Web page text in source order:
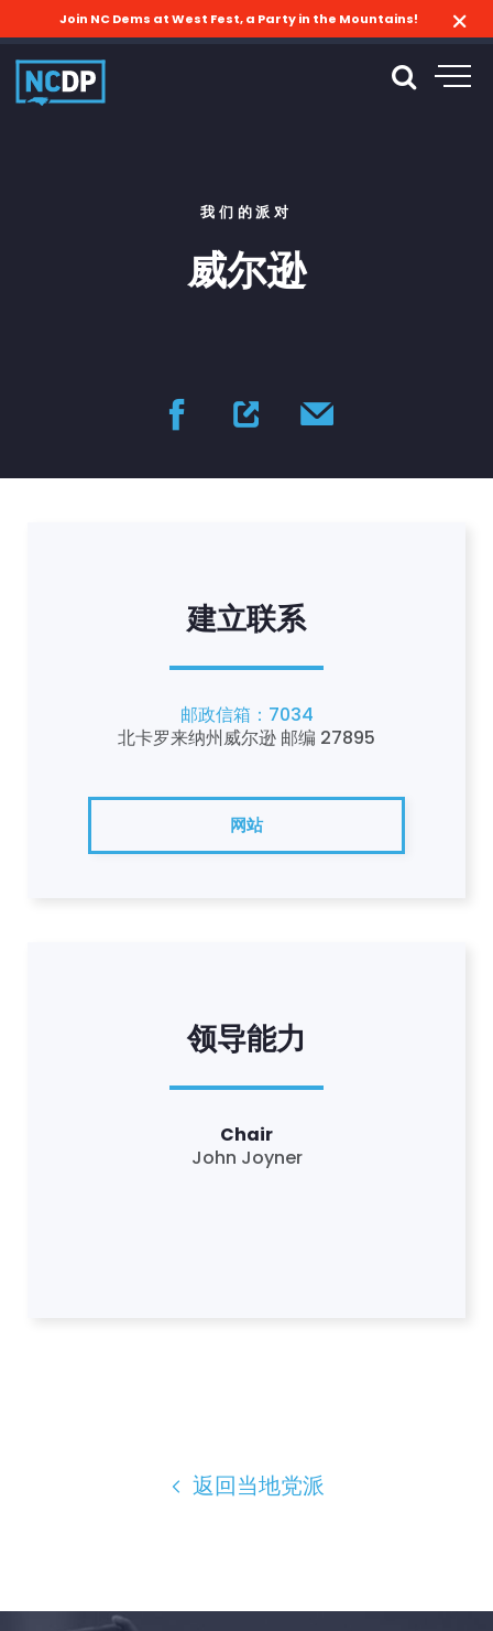
与我们合作
Join NC Dems at West Fest, a Party in the Mountains!
我们的派对
威尔逊
建立联系
邮政信箱：7034
北卡罗来纳州威尔逊 邮编 27895
网站
领导能力
Chair
John Joyner
返回当地党派